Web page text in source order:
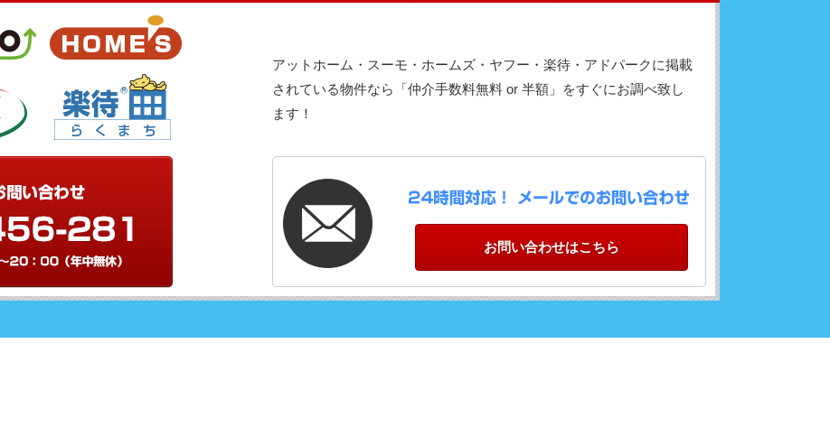
アットホーム・スーモ・ホームズ・ヤフー・楽待・アドパークに掲載
されている物件なら「仲介手数料無料 or 半額」をすぐにお調べ致し
ます！
お問い合わせはこちら